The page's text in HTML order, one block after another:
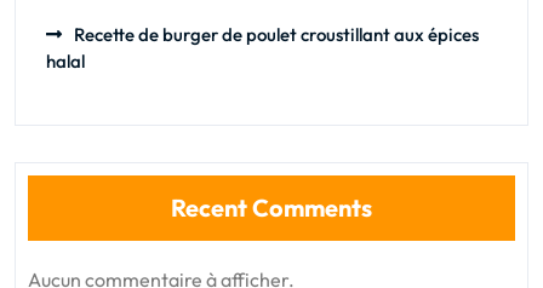
Recette de burger de poulet croustillant aux épices
halal
Recent Comments
Aucun commentaire à afficher.